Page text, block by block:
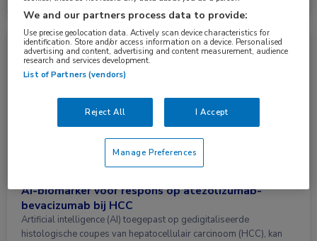
Nieuws Gastro-enterologie, Oncologie
AI-biomarker voor respons op atezolizumab-
bevacizumab bij HCC
Artificial intelligence (AI) toegepast op gedigitaliseerde
histologische coupes van hepatocellulair carcinoom (HCC), kan
We and our partners process data to provide:
Use precise geolocation data. Actively scan device characteristics for
identification. Store and/or access information on a device. Personalised
advertising and content, advertising and content measurement, audience
research and services development.
List of Partners (vendors)
Reject All I Accept
Manage Preferences